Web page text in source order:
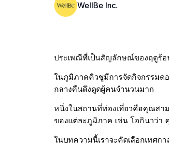
WellBe Inc.
ประเพณีที่เป็นสัญลักษณ์ของฤดูร้
ในภูมิภาคคิวชูมีการจัดกิจกรรมด
กลางคืนดึงดูดผู้คนจำนวนมาก
หนึ่งในสถานที่ท่องเที่ยวคือคุณสา
ของแต่ละภูมิภาค เช่น โอกินาว่า
ในบทความนี้เราจะคัดเลือกเทศ